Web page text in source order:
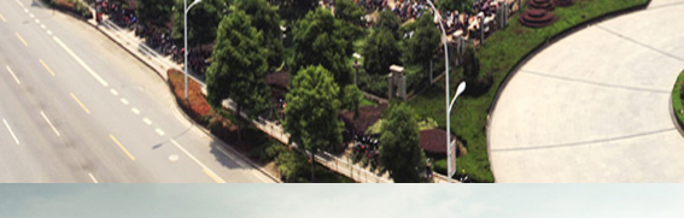
罐箱设备系列
低温储罐系列
储罐系列产品